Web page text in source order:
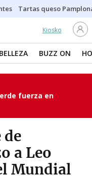
Tartas queso
Kiosko
BUZZ ON
fuerza en
de
a Leo
Mundial